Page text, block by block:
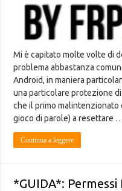
Mi è capitato molte volte di
problema abbastanza
Android, in maniera
una particolare protezione
che il primo
gioco di parole) a resettare
Continua a leggere
*GUIDA*: Permessi